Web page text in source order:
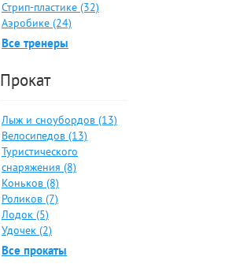
Стрип-пластике (32)
Аэробике (24)
Все тренеры
Прокат
Лыж и сноубордов (13)
Велосипедов (13)
Туристического
снаряжения (8)
Коньков (8)
Роликов (7)
Лодок (5)
Удочек (2)
Все прокаты